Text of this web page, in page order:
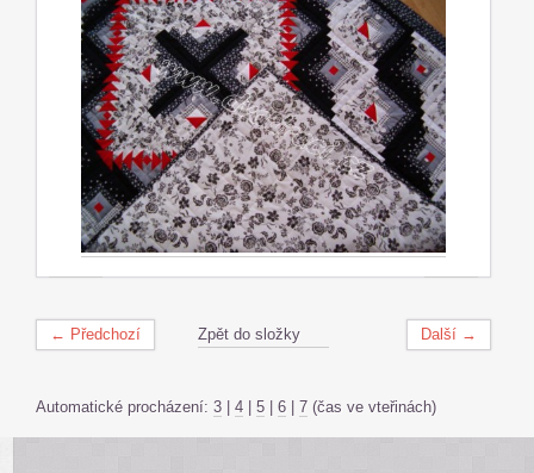
← Předchozí Další →
Zpět do složky
Automatické procházení: 3 | 4 | 5 | 6 | 7 (čas ve vteřinách)